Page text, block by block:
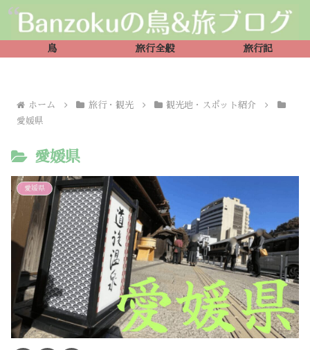
鳥 旅行全般 旅行記
ホーム 旅行・観光
観光地・スポット紹介
愛媛県
愛媛県
愛媛県